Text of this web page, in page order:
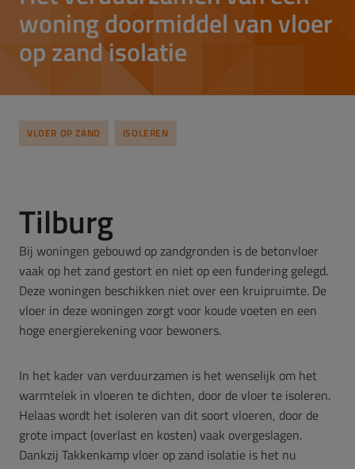
woning doormiddel van vloer
op zand isolatie
VLOER OP ZAND ISOLEREN
Tilburg
Bij woningen gebouwd op zandgronden is de betonvloer
vaak op het zand gestort en niet op een fundering gelegd.
Deze woningen beschikken niet over een kruipruimte. De
vloer in deze woningen zorgt voor koude voeten en een
hoge energierekening voor bewoners.
In het kader van verduurzamen is het wenselijk om het
warmtelek in vloeren te dichten, door de vloer te isoleren.
Helaas wordt het isoleren van dit soort vloeren, door de
grote impact (overlast en kosten) vaak overgeslagen.
Dankzij Takkenkamp vloer op zand isolatie is het nu